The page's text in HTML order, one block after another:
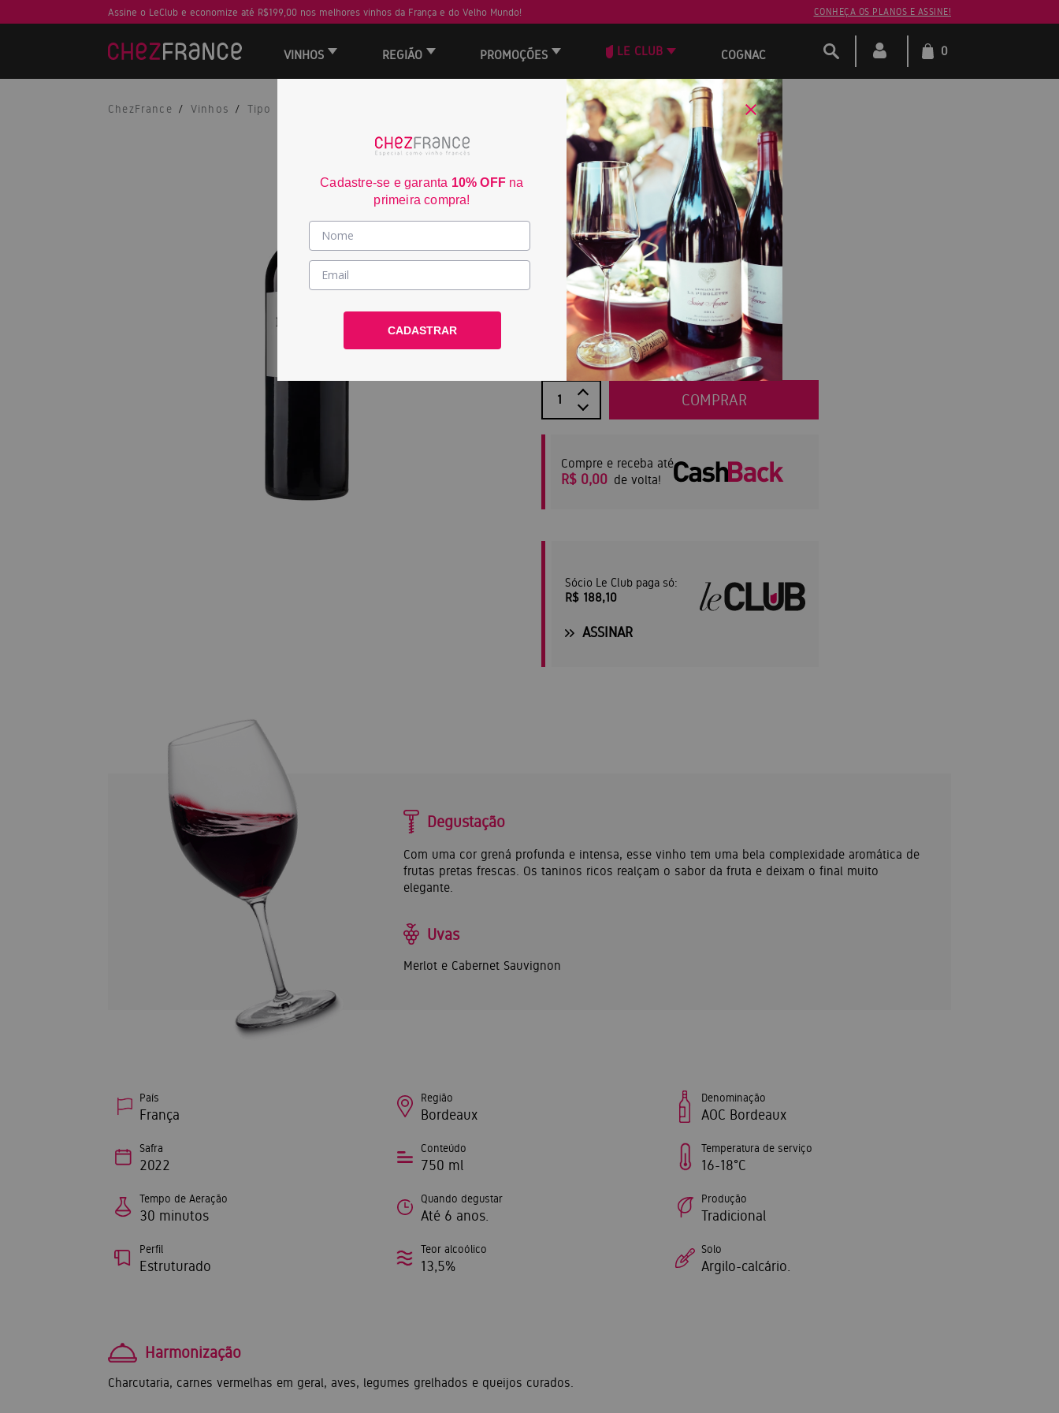
Assine o LeClub e economize até R$199,00 nos melhores vinhos da França e do Velho Mundo! CONHEÇA OS PLANOS E ASSINE!
VINHOS REGIÃO PROMOÇÕES LE CLUB COGNAC 0
ChezFrance Vinhos Tipo
Château Haut Planton 2022
2350
País: França
Região: Bordeaux
Denominação: AOC Bordeaux
R$ 209,00
COMPRAR
Compre e receba até
R$ 0,00 de volta!
Sócio Le Club paga só:
R$ 188,10
ASSINAR
Degustação
Com uma cor grená profunda e intensa, esse vinho tem uma bela complexidade aromática de
frutas pretas frescas. Os taninos ricos realçam o sabor da fruta e deixam o final muito
elegante.
Uvas
Merlot e Cabernet Sauvignon
País
França
Região
Bordeaux
Denominação
AOC Bordeaux
Safra
2022
Conteúdo
750 ml
Temperatura de serviço
16-18°C
Tempo de Aeração
30 minutos
Quando degustar
Até 6 anos.
Produção
Tradicional
Perfil
Estruturado
Teor alcoólico
13,5%
Solo
Argilo-calcário.
Harmonização
Charcutaria, carnes vermelhas em geral, aves, legumes grelhados e queijos curados.
Cadastre-se e garanta 10% OFF na
primeira compra!
CADASTRAR